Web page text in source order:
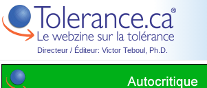
Directeur / Éditeur: Victor Teboul, Ph.D.